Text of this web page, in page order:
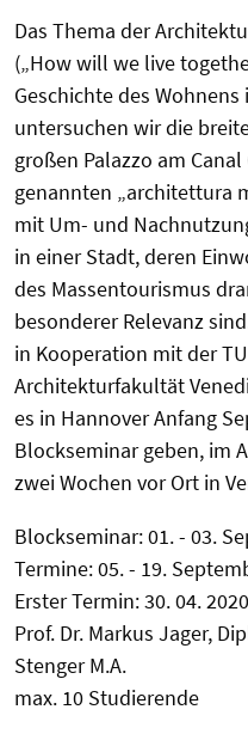
Das Thema der
(„How will we live
Geschichte des
untersuchen wir die
großen Palazzo am
genannten „architettura
mit Um- und
in einer Stadt, deren
des Massentourismus
besonderer Relevanz
in Kooperation mit der
Architekturfakultät
es in Hannover Anfang
Blockseminar geben, im
zwei Wochen vor Ort in
Blockseminar: 01. - 03.
Termine: 05. - 19.
Erster Termin: 30. 04.
Prof. Dr. Markus Jager,
Stenger M.A.
max. 10 Studierende